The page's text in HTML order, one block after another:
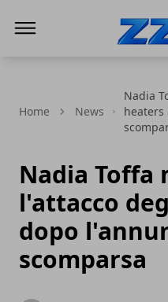
Home News
Nadia
heaters
Nadia Toffa
l'attacco
dopo
scomparsa